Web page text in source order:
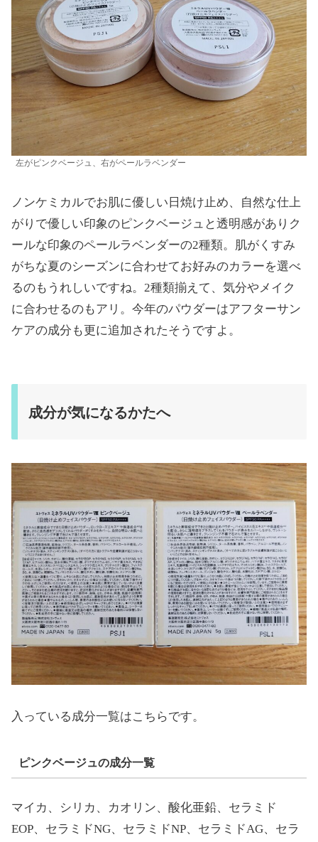
左がピンクベージュ、右がペールラベンダー
ノンケミカルでお肌に優しい日焼け止め、自然な仕上
がりで優しい印象のピンクベージュと透明感がありク
ールな印象のペールラベンダーの2種類。肌がくすみ
がちな夏のシーズンに合わせてお好みのカラーを選べ
るのもうれしいですね。2種類揃えて、気分やメイク
に合わせるのもアリ。今年のパウダーはアフターサン
ケアの成分も更に追加されたそうですよ。
成分が気になるかたへ
入っている成分一覧はこちらです。
ピンクベージュの成分一覧
マイカ、シリカ、カオリン、酸化亜鉛、セラミド
EOP、セラミドNG、セラミドNP、セラミドAG、セラ